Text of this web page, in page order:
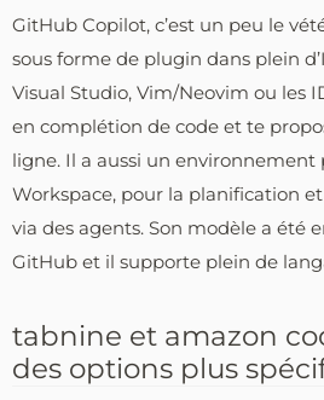
GitHub Copilot, c’est un peu le
sous forme de plugin dans plein
Visual Studio, Vim/Neovim ou les
en complétion de code et te
ligne. Il a aussi un
Workspace, pour la planification
via des agents. Son modèle a été
GitHub et il supporte plein de
tabnine et amazon
des options plus